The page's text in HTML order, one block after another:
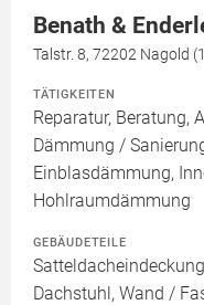
Benath &
Talstr. 8, 72202 Nagold
TÄTIGKEITEN
Reparatur, Beratung,
Dämmung /
Einblasdämmung,
Hohlraumdämmung
GEBÄUDETEILE
Dachstuhl, Wand /